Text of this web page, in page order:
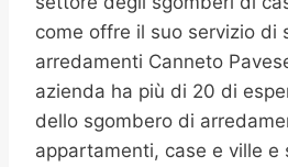
come offre il suo servizio di
arredamenti Canneto
azienda ha più di 20 di
dello sgombero di
appartamenti, case e ville e